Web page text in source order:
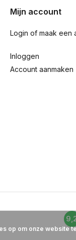
Mijn account
Login of maak een
Inloggen
Account aanmaken
op om onze website